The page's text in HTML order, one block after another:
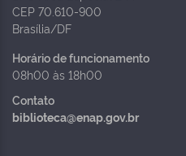
CEP 70.610-900
Brasília/DF
Horário de funcionamento
08h00 às 18h00
Contato
biblioteca@enap.gov.br